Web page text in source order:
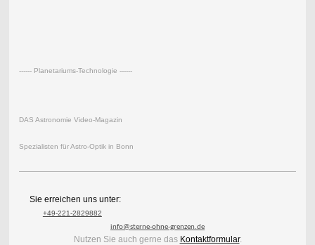
------ Planetariums-Technologie ------
DAS Astronomie Video-Magazin
Spezialisten für Astro-Optik in Bonn
Sie erreichen uns unter:
+49-221-2829882
info@sterne-ohne-grenzen.de
Nutzen Sie auch gerne das Kontaktformular.